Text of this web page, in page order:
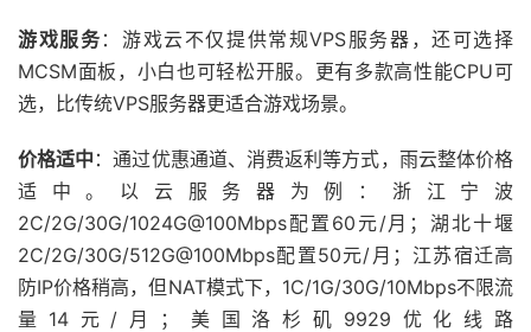
游戏服务 ：游戏云不仅提供常规VPS服务器，还可选择
MCSM面板，小白也可轻松开服。更有多款高性能CPU可
选，比传统VPS服务器更适合游戏场景。
价格适中 ：通过优惠通道、消费返利等方式，雨云整体价格
适中。以云服务器为例：浙江宁波
2C/2G/30G/1024G@100Mbps配置60元/月；湖北十堰
2C/2G/30G/512G@100Mbps配置50元/月；江苏宿迁高
防IP价格稍高，但NAT模式下，1C/1G/30G/10Mbps不限流
量14元/月；美国洛杉矶9929优化线路